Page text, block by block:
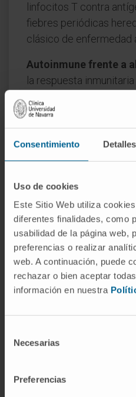
Consentimiento Detalles
Uso de cookies
Este Sitio Web utiliza
diferentes finalidades, como
usabilidad de la página web,
preferencias o realizar
web. A continuación, puede
rechazar o bien aceptar
información en nuestra
Necesarias
Preferencias
linfocitos T contra
fiebres periódicas
clásico de enfermedad
Autoinmune frente a
la respuesta
alimentos) y el
lahipersensibilidadde
IgE. No hay agresión
sentido estricto,
paciente.
Preguntas
¿De dónde viene
autoinmune?
Del griego αὐτός ( autós
designa una inmunidad
tomar forma a
atacarse a sí mismo, un